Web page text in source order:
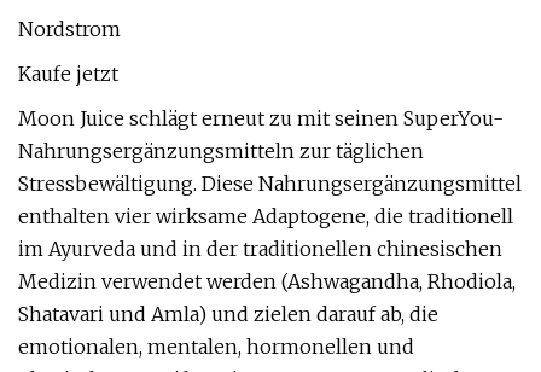
Nordstrom
Kaufe jetzt
Moon Juice schlägt erneut zu mit seinen SuperYou-
Nahrungsergänzungsmitteln zur täglichen
Stressbewältigung. Diese Nahrungsergänzungsmittel
enthalten vier wirksame Adaptogene, die traditionell
im Ayurveda und in der traditionellen chinesischen
Medizin verwendet werden (Ashwagandha, Rhodiola,
Shatavari und Amla) und zielen darauf ab, die
emotionalen, mentalen, hormonellen und